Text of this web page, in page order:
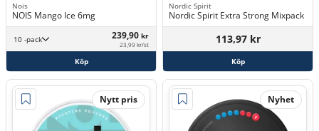
Nois
NOIS Mango Ice 6mg
10 -pack 239,90 kr
23,99 kr/st
Köp
Nordic Spirit
Nordic Spirit Extra Strong Mixpack
113,97 kr
Köp
Nytt pris Nyhet